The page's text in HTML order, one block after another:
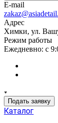
E-mail
Адрес
Химки, ул.
Режим работы
Ежедневно: с
Подать заявку
Каталог